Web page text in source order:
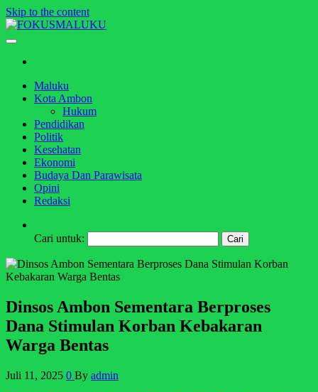
Skip to the content
Maluku
Kota Ambon
Hukum
Pendidikan
Politik
Kesehatan
Ekonomi
Budaya Dan Parawisata
Opini
Redaksi
Cari untuk:
Dinsos Ambon Sementara Berproses
Dana Stimulan Korban Kebakaran
Warga Bentas
Juli 11, 2025 0 By admin